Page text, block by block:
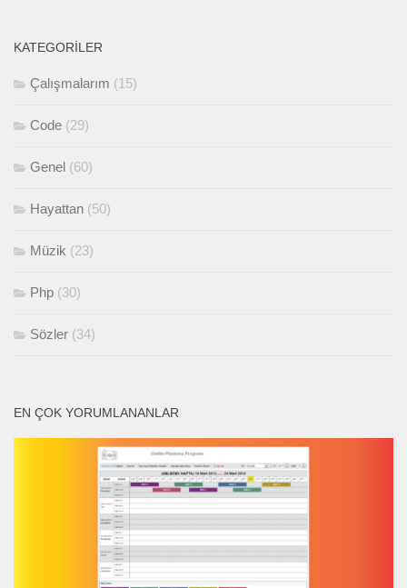
KATEGORILER
Çalışmalarım (15)
Code (29)
Genel (60)
Hayattan (50)
Müzik (23)
Php (30)
Sözler (34)
EN ÇOK YORUMLANANLAR